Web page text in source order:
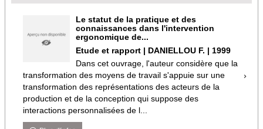
Le statut de la pratique et des
connaissances dans l'intervention
ergonomique de...
Etude et rapport | DANIELLOU F. | 1999
Dans cet ouvrage, l'auteur considère que la
transformation des moyens de travail s'appuie sur une
transformation des représentations des acteurs de la
production et de la conception qui suppose des
interactions personnalisées de l...